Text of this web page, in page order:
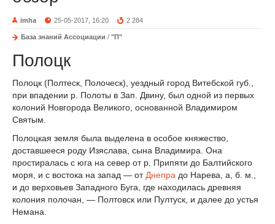
imha 25-05-2017, 16:20 2 284
База знаний Ассоциации / "П"
Полоцк
Полоцк (Полтеск, Полоческ), уездный город Витебской губ.,
при впадении р. Полоты в Зап. Двину, был одной из первых
колоний Новгорода Великого, основанной Владимиром
Святым.
Полоцкая земля была выделена в особое княжество,
доставшееся роду Изяслава, сына Владимира. Она
простиралась с юга на север от р. Припяти до Балтийского
моря, и с востока на запад — от Днепра до Нарева, а, б. м.,
и до верховьев Западного Буга, где находилась древняя
колония полочан, — Полтовск или Пултуск, и далее до устья
Немана.